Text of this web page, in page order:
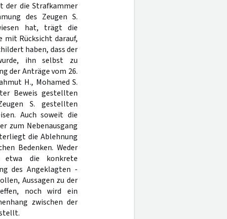
der die Strafkammer
des Zeugen S.
hat, trägt die
mit Rücksicht darauf,
haben, dass der
ihn selbst zu
der Anträge vom 26.
H., Mohamed S.
Beweis gestellten
S. gestellten
Auch soweit die
zum Nebenausgang
die Ablehnung
Bedenken. Weder
die konkrete
des Angeklagten -
Aussagen zu der
noch wird ein
zwischen der